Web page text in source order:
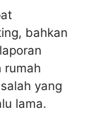
bahkan
rumah
yang
lama.